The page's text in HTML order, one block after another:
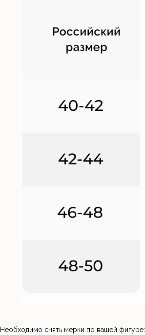
Необходимо снять мерки по вашей фигуре: